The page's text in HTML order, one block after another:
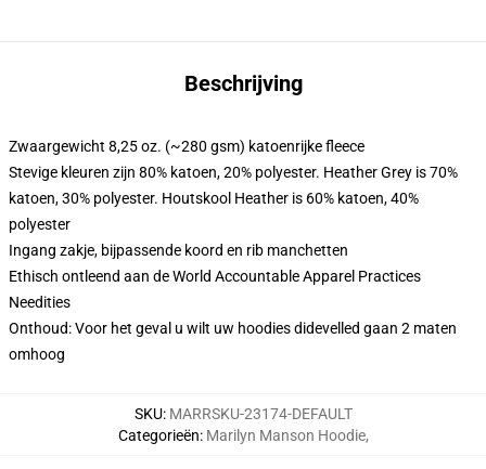
Beschrijving
Zwaargewicht 8,25 oz. (~280 gsm) katoenrijke fleece
Stevige kleuren zijn 80% katoen, 20% polyester. Heather Grey is 70%
katoen, 30% polyester. Houtskool Heather is 60% katoen, 40%
polyester
Ingang zakje, bijpassende koord en rib manchetten
Ethisch ontleend aan de World Accountable Apparel Practices
Needities
Onthoud: Voor het geval u wilt uw hoodies didevelled gaan 2 maten
omhoog
SKU: MARRSKU-23174-DEFAULT
Categorieën: Marilyn Manson Hoodie,